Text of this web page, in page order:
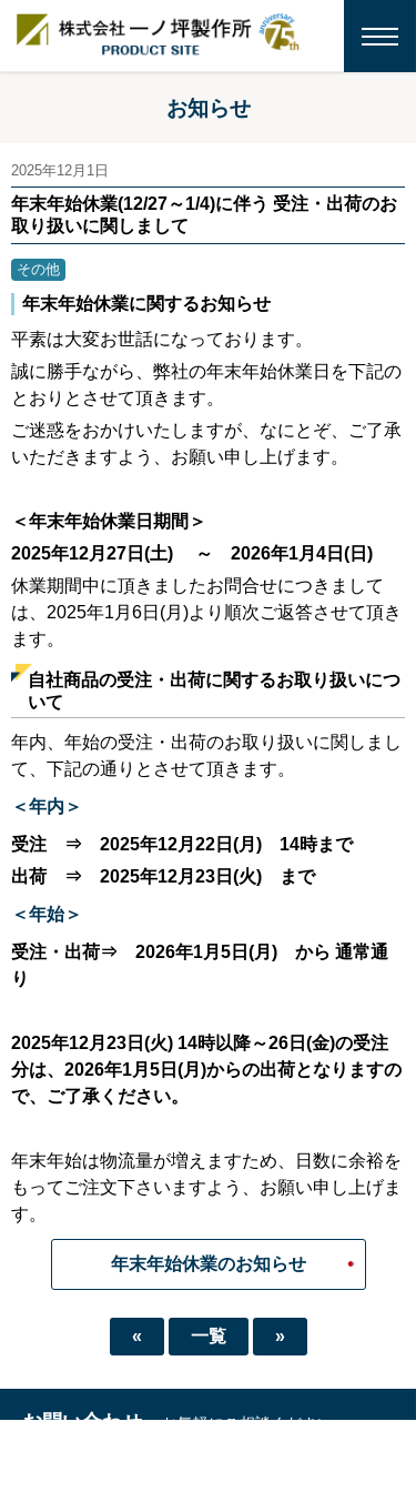
お知らせ
2025年12月1日
年末年始休業(12/27～1/4)に伴う 受注・出荷のお
取り扱いに関しまして
その他
年末年始休業に関するお知らせ
平素は大変お世話になっております。
誠に勝手ながら、弊社の年末年始休業日を下記の
とおりとさせて頂きます。
ご迷惑をおかけいたしますが、なにとぞ、ご了承
いただきますよう、お願い申し上げます。
＜年末年始休業日期間＞
2025年12月27日(土) ～ 2026年1月4日(日)
休業期間中に頂きましたお問合せにつきまして
は、2025年1月6日(月)より順次ご返答させて頂き
ます。
自社商品の受注・出荷に関するお取り扱いにつ
いて
年内、年始の受注・出荷のお取り扱いに関しまし
て、下記の通りとさせて頂きます。
＜年内＞
受注 ⇒ 2025年12月22日(月) 14時まで
出荷 ⇒ 2025年12月23日(火) まで
＜年始＞
受注・出荷⇒ 2026年1月5日(月) から 通常通
り
2025年12月23日(火) 14時以降～26日(金)の受注
分は、2026年1月5日(月)からの出荷となりますの
で、ご了承ください。
年末年始は物流量が増えますため、日数に余裕を
もってご注文下さいますよう、お願い申し上げま
す。
年末年始休業のお知らせ
« 一覧 »
お問い合わせ お気軽にご相談ください